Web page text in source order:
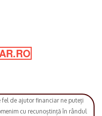
fel de ajutor financiar ne puteți
cu recunoștință în rândul